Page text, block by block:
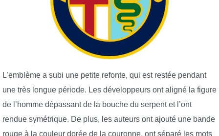
L’emblème a subi une petite refonte, qui est restée pendant
une très longue période. Les développeurs ont aligné la figure
de l’homme dépassant de la bouche du serpent et l’ont
rendue symétrique. De plus, les auteurs ont ajouté une bande
rouge à la couleur dorée de la couronne, ont séparé les mots